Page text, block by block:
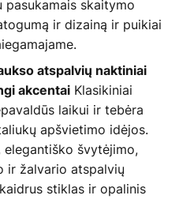
skaitymo
ir dizainą ir puikiai
atspalvių naktiniai
akcentaiKlasikiniai
laikui ir tebėra
apšvietimo idėjos.
švytėjimo,
ir žalvario atspalvių
stiklas ir opalinis